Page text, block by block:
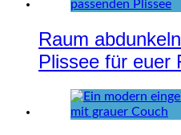
Raum
Plissee für euer